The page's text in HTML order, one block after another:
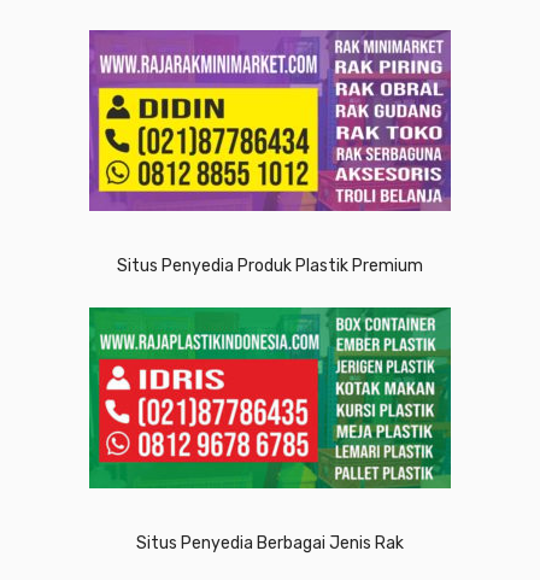
Situs Penyedia Produk Plastik Premium
Situs Penyedia Berbagai Jenis Rak